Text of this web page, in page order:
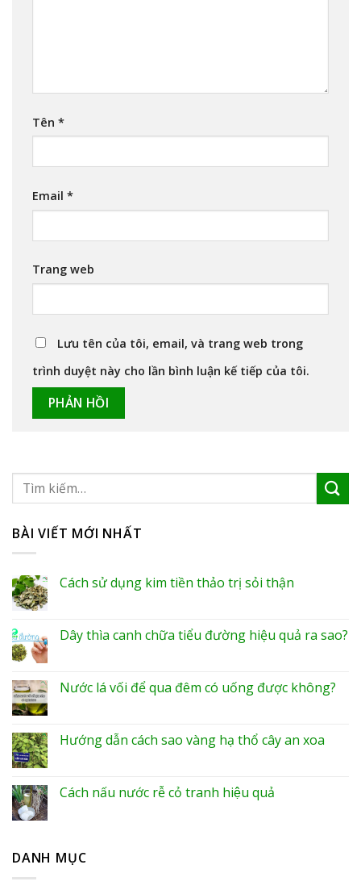
Tên *
Email *
Trang web
Lưu tên của tôi, email, và trang web trong
trình duyệt này cho lần bình luận kế tiếp của tôi.
BÀI VIẾT MỚI NHẤT
Cách sử dụng kim tiền thảo trị sỏi thận
Dây thìa canh chữa tiểu đường hiệu quả ra sao?
Nước lá vối để qua đêm có uống được không?
Hướng dẫn cách sao vàng hạ thổ cây an xoa
Cách nấu nước rễ cỏ tranh hiệu quả
DANH MỤC